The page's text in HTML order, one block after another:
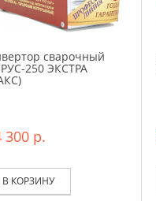
сварочный
250 ЭКСТРА
300 р.
В КОРЗИНУ